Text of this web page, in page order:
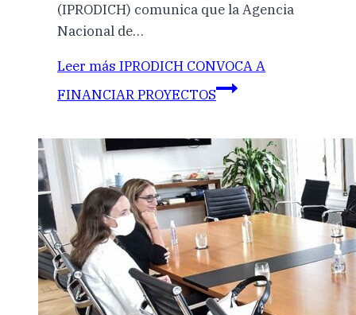
(IPRODICH) comunica que la Agencia
Nacional de…
Leer más IPRODICH CONVOCA A
FINANCIAR PROYECTOS